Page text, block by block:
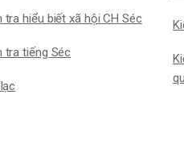
tra hiểu biết xã hội CH Séc
tra tiếng Séc